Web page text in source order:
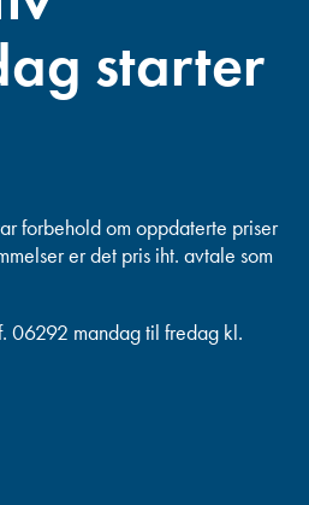
starter
forbehold om oppdaterte priser
er det pris iht. avtale som
06292 mandag til fredag kl.